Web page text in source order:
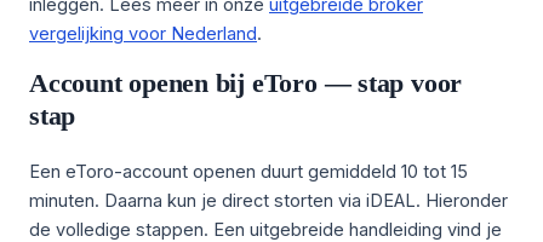
vergelijking voor Nederland.
Account openen bij eToro — stap voor
stap
Een eToro-account openen duurt gemiddeld 10 tot 15
minuten. Daarna kun je direct storten via iDEAL. Hieronder
de volledige stappen. Een uitgebreide handleiding vind je